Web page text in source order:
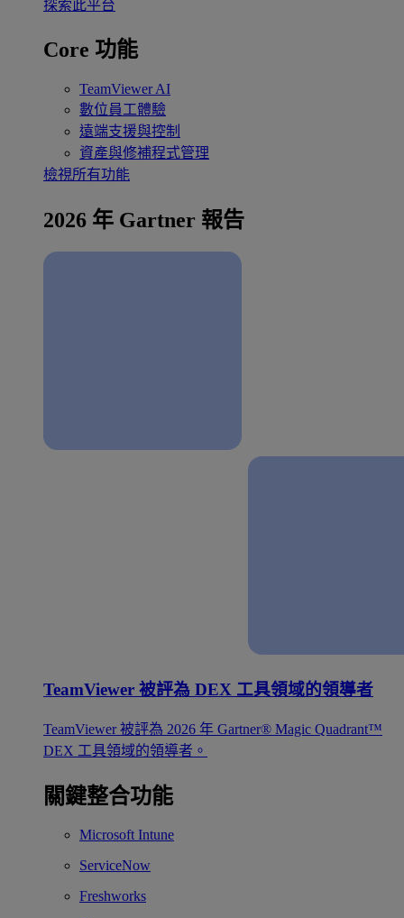
探索此平台
Core 功能
TeamViewer AI
數位員工體驗
遠端支援與控制
資產與修補程式管理
檢視所有功能
2026 年 Gartner 報告
TeamViewer 被評為 DEX 工具領域的領導者
TeamViewer 被評為 2026 年 Gartner® Magic Quadrant™
DEX 工具領域的領導者。
關鍵整合功能
Microsoft Intune
ServiceNow
Freshworks